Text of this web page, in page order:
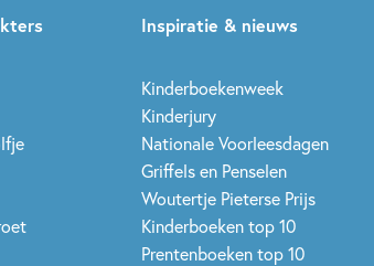
Inspiratie & nieuws
Kinderboekenweek
Kinderjury
Nationale Voorleesdagen
Griffels en Penselen
Woutertje Pieterse Prijs
Kinderboeken top 10
Prentenboeken top 10